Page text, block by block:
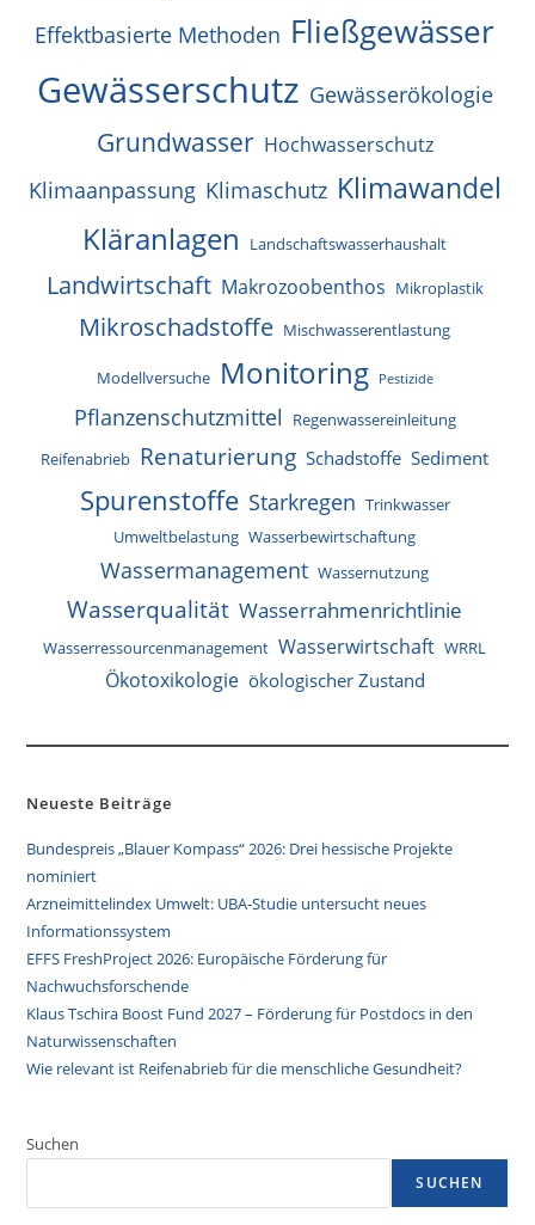
Effektbasierte Methoden Fließgewässer
Gewässerschutz Gewässerökologie
Grundwasser Hochwasserschutz
Klimaanpassung Klimaschutz Klimawandel
Kläranlagen Landschaftswasserhaushalt
Landwirtschaft Makrozoobenthos Mikroplastik
Mikroschadstoffe Mischwasserentlastung
Modellversuche Monitoring Pestizide
Pflanzenschutzmittel
Regenwassereinleitung
Reifenabrieb Renaturierung Schadstoffe Sediment
Spurenstoffe Starkregen Trinkwasser
Umweltbelastung Wasserbewirtschaftung
Wassermanagement Wassernutzung
Wasserqualität Wasserrahmenrichtlinie
Wasserressourcenmanagement Wasserwirtschaft WRRL
Ökotoxikologie ökologischer Zustand
Neueste Beiträge
Bundespreis „Blauer Kompass“ 2026: Drei hessische Projekte
nominiert
Arzneimittelindex Umwelt: UBA-Studie untersucht neues
Informationssystem
EFFS FreshProject 2026: Europäische Förderung für
Nachwuchsforschende
Klaus Tschira Boost Fund 2027 – Förderung für Postdocs in den
Naturwissenschaften
Wie relevant ist Reifenabrieb für die menschliche Gesundheit?
Suchen
SUCHEN